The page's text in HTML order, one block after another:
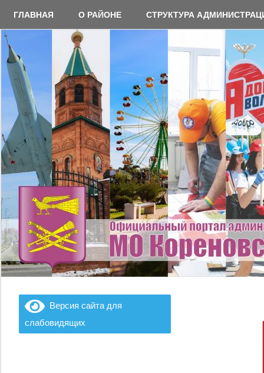
содержимому
ГЛАВНАЯ О РАЙОНЕ СТРУКТУРА
Версия сайта для
слабовидящих